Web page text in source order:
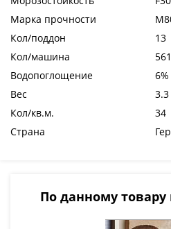
Марка прочности
Кол/поддон
13
Кол/машина
Водопоглощение
6%
Вес
3.3
Кол/кв.м.
34
Страна
По данному товару